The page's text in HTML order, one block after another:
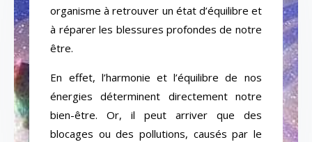
organisme à retrouver un état d’équilibre et
à réparer les blessures profondes de notre
être.
En effet, l’harmonie et l’équilibre de nos
énergies déterminent directement notre
bien-être. Or, il peut arriver que des
blocages ou des pollutions, causés par le